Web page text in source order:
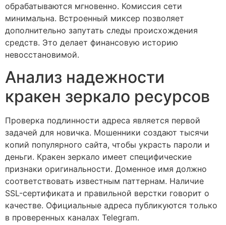
обрабатываются мгновенно. Комиссия сети
минимальна. Встроенный миксер позволяет
дополнительно запутать следы происхождения
средств. Это делает финансовую историю
невосстановимой.
Анализ надежности
кракен зеркало ресурсов
Проверка подлинности адреса является первой
задачей для новичка. Мошенники создают тысячи
копий популярного сайта, чтобы украсть пароли и
деньги. Кракен зеркало имеет специфические
признаки оригинальности. Доменное имя должно
соответствовать известным паттернам. Наличие
SSL-сертификата и правильной верстки говорит о
качестве. Официальные адреса публикуются только
в проверенных каналах Telegram.